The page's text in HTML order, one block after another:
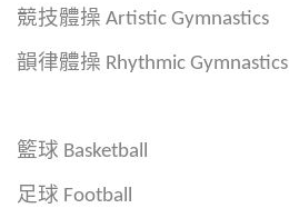
競技體操 Artistic Gymnastics
韻律體操 Rhythmic Gymnastics
籃球 Basketball
足球 Football